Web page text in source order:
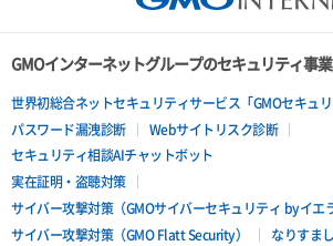
GMOインターネットグループのセキュリティ事
世界初総合ネットセキュリティサービス「GMOセキュリ
パスワード漏洩診断
Webサイトリスク診断
セキュリティ相談AIチャットボット
実在証明・盗聴対策
サイバー攻撃対策（GMOサイバーセキュリティ byイエ
サイバー攻撃対策（GMO Flatt Security）
なりすま